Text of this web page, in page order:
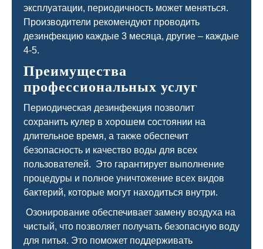
эксплуатации, периодичность может меняться.
Производители рекомендуют проводить
дезинфекцию каждые 3 месяца, другие – каждые
4-5.
Преимущества
профессиональных услуг
Периодическая дезинфекция позволит
сохранить кулер в хорошем состоянии на
длительное время, а также обеспечит
безопасность и качество воды для всех
пользователей. Это гарантирует выполнение
процедуры и полное уничтожение всех видов
бактерий, которые могут находиться внутри.
Озонирование обеспечивает замену воздуха на
чистый, что позволяет получать безопасную воду
для питья. Это поможет поддерживать